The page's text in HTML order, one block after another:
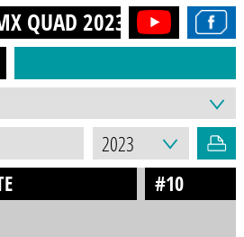
QUAD 2023
#10